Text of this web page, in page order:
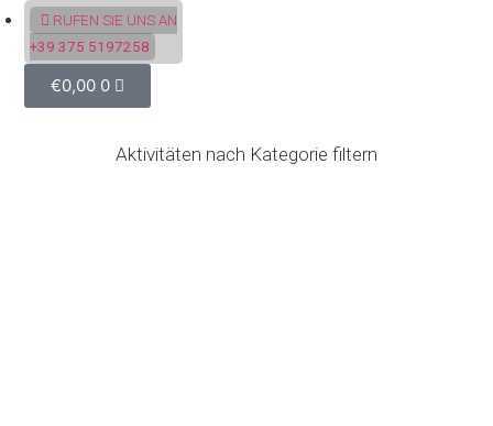
RUFEN SIE UNS AN
+39 375 5197258
€0,00 0
Aktivitäten nach Kategorie filtern